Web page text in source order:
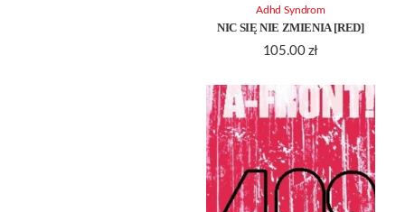
NIC SIĘ NIE ZMIENIA [RED]
105.00 zł
Adhd Syndrom